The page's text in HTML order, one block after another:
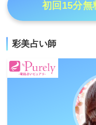
初回15分無
彩美占い師